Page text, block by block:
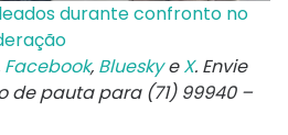
durante confronto no
Facebook, BlueskyeX. Envie
de pauta para (71) 99940 –